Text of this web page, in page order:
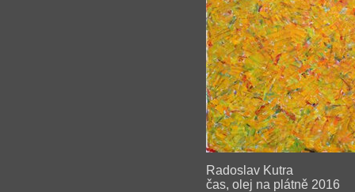
Radoslav Kutra
čas, olej na plátně 2016